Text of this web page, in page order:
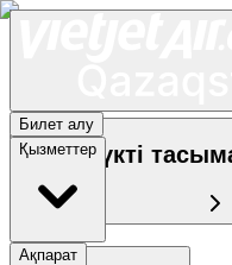
Билет алу
Қызметтер
Ақпарат
Тегін жүкті